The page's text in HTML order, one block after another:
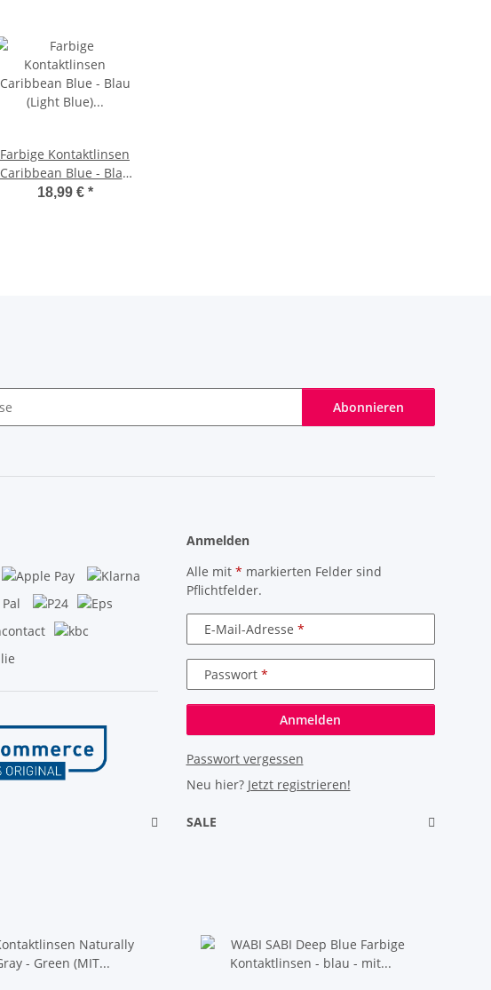
Farbige Kontaktlinsen
Caribbean Blue - Blau
(Light Blue) (ohne
18,99 € *
Abonnieren
Anmelden
Alle mit * markierten Felder sind
Pflichtfelder.
E-Mail-Adresse
Passwort
Anmelden
Passwort vergessen
Neu hier? Jetzt registrieren!
SALE